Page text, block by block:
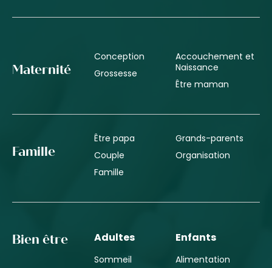
Maternité
Conception
Grossesse
Accouchement et
Naissance
Être maman
Famille
Être papa
Couple
Famille
Grands-parents
Organisation
Bien être Adultes
Sommeil
Enfants
Alimentation